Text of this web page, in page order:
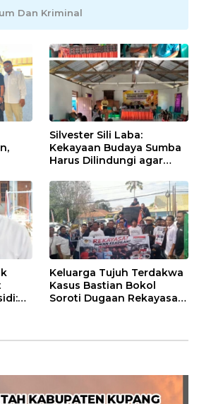
Dan Kriminal
Silvester Sili Laba:
Kekayaan Budaya Sumba
Harus Dilindungi agar
Keluarga Tujuh Terdakwa
Kasus Bastian Bokol
Soroti Dugaan Rekayasa